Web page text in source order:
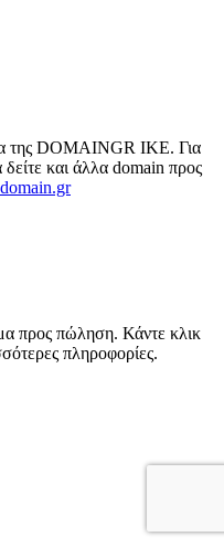
της DOMAINGR ΙΚΕ. Για
δείτε και άλλα domain προς
προς πώληση. Κάντε κλικ
πληροφορίες.